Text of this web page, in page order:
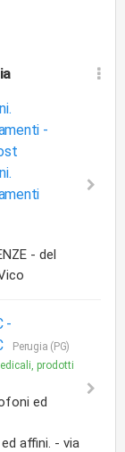
-
- del
-
Perugia (PG)
prodotti
ed
affini. - via